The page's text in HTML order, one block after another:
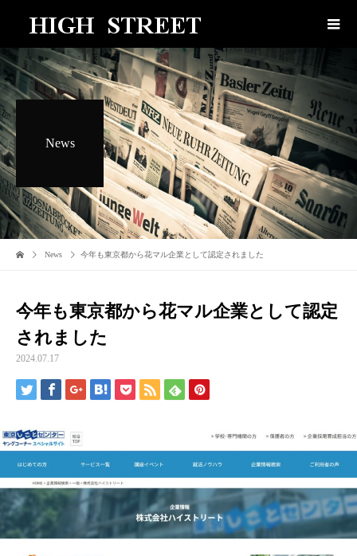
News
News 今年も東京都から花マル企業として認定されました
今年も東京都から花マル企業として認定
されました
2024.07.17